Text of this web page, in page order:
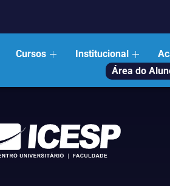
Cursos Institucional
Área do